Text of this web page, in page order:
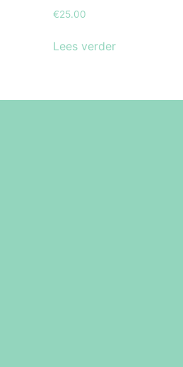
€25.00
Lees verder